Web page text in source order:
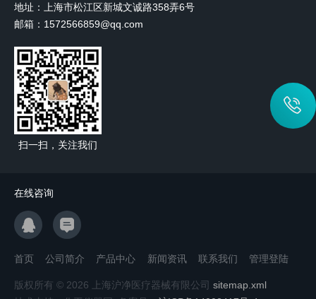
地址：上海市松江区新城文诚路358弄6号
邮箱：1572566859@qq.com
扫一扫，关注我们
在线咨询
首页 公司简介 产品中心 新闻资讯 联系我们 管理登陆
版权所有 © 2026 上海沪净医疗器械有限公司 sitemap.xml